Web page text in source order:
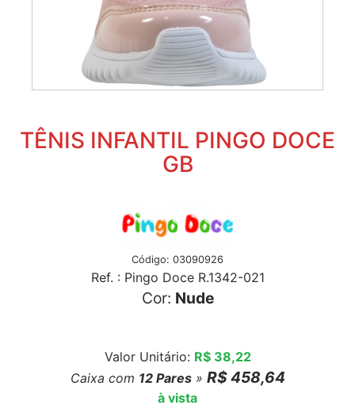
TÊNIS INFANTIL PINGO DOCE
GB
Código: 03090926
Ref. : Pingo Doce R.1342-021
Cor: Nude
Valor Unitário: R$ 38,22
Caixa com 12Pares» R$ 458,64
à vista